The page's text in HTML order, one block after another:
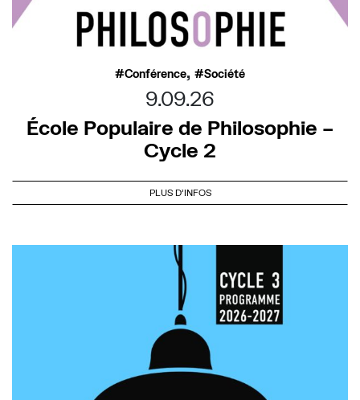
Conférence, Société
9.09.26
École Populaire de Philosophie –
Cycle 2
PLUS D'INFOS